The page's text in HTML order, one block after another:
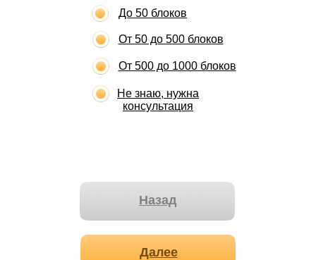
До 50 блоков
Далее
От 50 до 500 блоков
От 500 до 1000 блоков
Не знаю, нужна
консультация
Назад